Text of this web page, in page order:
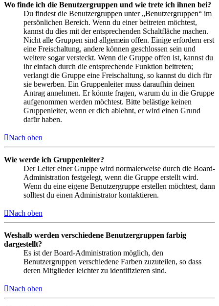
Wo finde ich die Benutzergruppen und wie trete ich ihnen bei?
Du findest die Benutzergruppen unter „Benutzergruppen“ im
persönlichen Bereich. Wenn du einer beitreten möchtest,
kannst du dies mit der entsprechenden Schaltfläche machen.
Nicht alle Gruppen sind allgemein offen. Einige erfordern erst
eine Freischaltung, andere können geschlossen sein und
weitere sogar versteckt. Wenn die Gruppe offen ist, kannst du
ihr einfach durch die entsprechende Funktion beitreten;
verlangt die Gruppe eine Freischaltung, so kannst du dich für
sie bewerben. Ein Gruppenleiter muss daraufhin deinen
Antrag annehmen. Er könnte fragen, warum du in die Gruppe
aufgenommen werden möchtest. Bitte belästige keinen
Gruppenleiter, wenn er dich ablehnt, er wird einen Grund
dafür haben.
Nach oben
Wie werde ich Gruppenleiter?
Der Leiter einer Gruppe wird normalerweise durch die Board-
Administration festgelegt, wenn die Gruppe erstellt wird.
Wenn du eine eigene Benutzergruppe erstellen möchtest, dann
solltest du einen Administrator kontaktieren.
Nach oben
Weshalb werden verschiedene Benutzergruppen farbig
dargestellt?
Es ist der Board-Administration möglich, den
Benutzergruppen verschiedene Farben zuzuteilen, so dass
deren Mitglieder leichter zu identifizieren sind.
Nach oben